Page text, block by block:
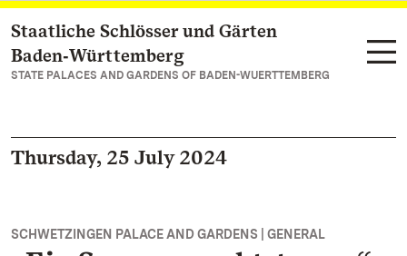
Navigate to main page
Staatliche Schlösser und Gärten
Baden‑Württemberg
STATE PALACES AND GARDENS OF BADEN-WUERTTEMBERG
Thursday, 25 July 2024
SCHWETZINGEN PALACE AND GARDENS | GENERAL